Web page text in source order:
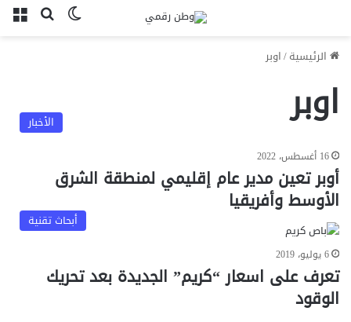
بحث عنالوضع
الرئيسية/اوبر
اوبر الأخبار
16 أغسطس، 2022
أوبر تعين مدير عام إقليمي لمنطقة الشرق
الأوسط وأفريقيا
أبحاث تقنية
6 يوليو، 2019
تعرف على اسعار “كريم” الجديدة بعد تحريك
الوقود